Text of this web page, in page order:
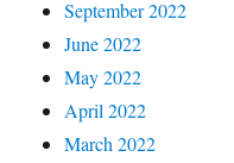
September 2022
June 2022
May 2022
April 2022
March 2022